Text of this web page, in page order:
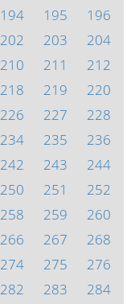
194 195
196
202 203
204
210 211
212
218 219
220
226 227
228
234 235
236
242 243
244
250 251
252
258 259
260
266 267
268
274 275
276
282 283
284